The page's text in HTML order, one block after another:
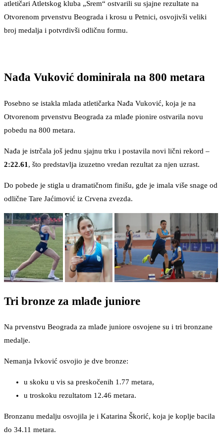
atletičari Atletskog kluba „Srem“ ostvarili su sjajne rezultate na
Otvorenom prvenstvu Beograda i krosu u Petnici, osvojivši veliki
broj medalja i potvrdivši odličnu formu.
Nađa Vuković dominirala na 800 metara
Posebno se istakla mlada atletičarka Nađa Vuković, koja je na
Otvorenom prvenstvu Beograda za mlađe pionire ostvarila novu
pobedu na 800 metara.
Nađa je istrčala još jednu sjajnu trku i postavila novi lični rekord –
2:22.61 , što predstavlja izuzetno vredan rezultat za njen uzrast.
Do pobede je stigla u dramatičnom finišu, gde je imala više snage od
odlične Tare Jaćimović iz Crvena zvezda.
Tri bronze za mlađe juniore
Na prvenstvu Beograda za mlađe juniore osvojene su i tri bronzane
medalje.
Nemanja Ivković osvojio je dve bronze:
u skoku u vis sa preskočenih 1.77 metara,
u troskoku rezultatom 12.46 metara.
Bronzanu medalju osvojila je i Katarina Škorić, koja je koplje bacila
do 34.11 metara.